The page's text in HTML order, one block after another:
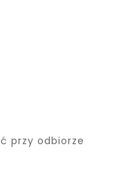
przy odbiorze